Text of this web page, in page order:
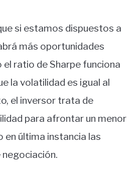
si estamos dispuestos a
más oportunidades
el ratio de Sharpe funciona
la volatilidad es igual al
el inversor trata de
para afrontar un menor
en última instancia las